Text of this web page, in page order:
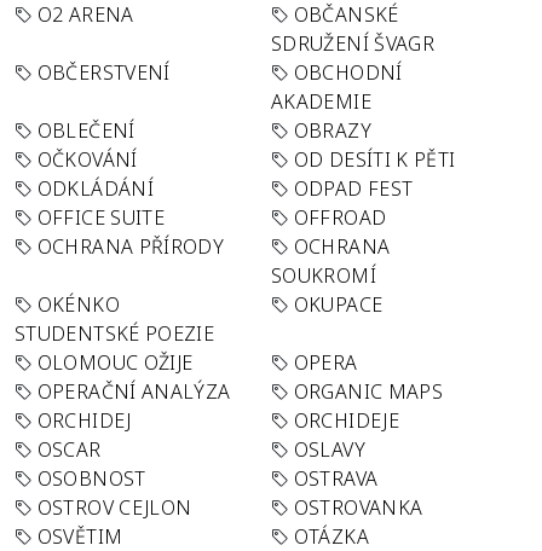
O2 ARENA
OBČANSKÉ
SDRUŽENÍ ŠVAGR
OBČERSTVENÍ
OBCHODNÍ
AKADEMIE
OBLEČENÍ
OBRAZY
OČKOVÁNÍ
OD DESÍTI K PĚTI
ODKLÁDÁNÍ
ODPAD FEST
OFFICE SUITE
OFFROAD
OCHRANA PŘÍRODY
OCHRANA
SOUKROMÍ
OKÉNKO
STUDENTSKÉ POEZIE
OKUPACE
OLOMOUC OŽIJE
OPERA
OPERAČNÍ ANALÝZA
ORGANIC MAPS
ORCHIDEJ
ORCHIDEJE
OSCAR
OSLAVY
OSOBNOST
OSTRAVA
OSTROV CEJLON
OSTROVANKA
OSVĚTIM
OTÁZKA